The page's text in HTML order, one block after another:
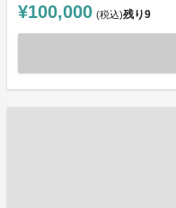
¥100,000 (税込)残り9